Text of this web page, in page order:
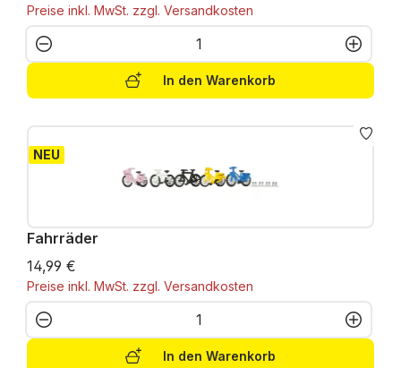
Preise inkl. MwSt. zzgl. Versandkosten
Produkt Anzahl: Gib den
In den Warenkorb
NEU
Fahrräder
14,99 €
Preise inkl. MwSt. zzgl. Versandkosten
Produkt Anzahl: Gib den
In den Warenkorb